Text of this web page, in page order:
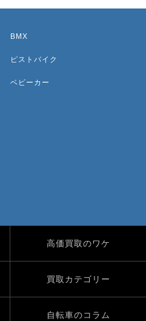
BMX
ピストバイク
ベビーカー
高価買取のワケ
買取カテゴリー
自転車のコラム